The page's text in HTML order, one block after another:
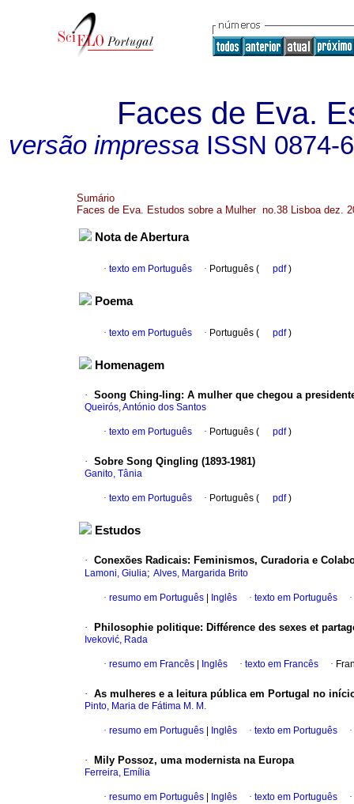
Faces de Eva.
versão impressa ISSN 0874-
Sumário
Faces de Eva. Estudos sobre a Mulher no.38 Lisboa dez.
Nota de Abertura
· texto em Português · Português ( pdf)
Poema
· texto em Português · Português ( pdf)
Homenagem
· Soong Ching-ling: A mulher que chegou a
Queirós, António dos Santos
· texto em Português · Português ( pdf)
· Sobre Song Qingling (1893-1981)
Ganito, Tânia
· texto em Português · Português ( pdf)
Estudos
· Conexões Radicais: Feminismos, Curadoria e
Lamoni, Giulia; Alves, Margarida Brito
· resumo em Português Inglês · texto em Português ·
· Philosophie politique: Différence des sexes et
Iveković, Rada
· resumo em Francês Inglês · texto em Francês ·
· As mulheres e a leitura pública em Portugal no
Pinto, Maria de Fátima M. M.
· resumo em Português Inglês · texto em Português ·
· Mily Possoz, uma modernista na Europa
Ferreira, Emília
· resumo em Português Inglês · texto em Português ·